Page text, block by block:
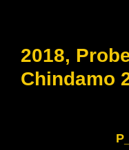
2018,
Chindamo